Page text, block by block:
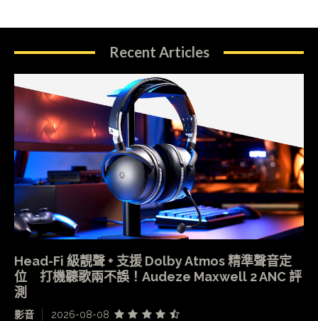
Recent Articles
Head-Fi 級靚聲 + 支援 Dolby Atmos 精準聲音定
位 打機聽歌兩不誤！Audeze Maxwell 2 ANC 評
測
影音 2026-08-08